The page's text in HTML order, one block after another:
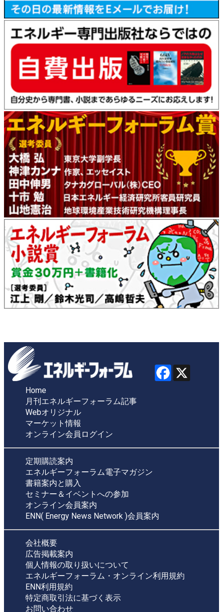
Home
月刊エネルギーフォーラム記事
Webオリジナル
マーケット情報
オンライン会員ログイン
定期購読案内
エネルギーフォーラム電子マガジン
書籍案内と購入
セミナー＆イベントへの参加
オンライン会員案内
ENN( Energy News Network )会員案内
会社概要
広告掲載案内
個人情報の取り扱いについて
エネルギーフォーラム・オンライン利用規約
ENN利用規約
特定商取引法に基づく表示
お問い合わせ